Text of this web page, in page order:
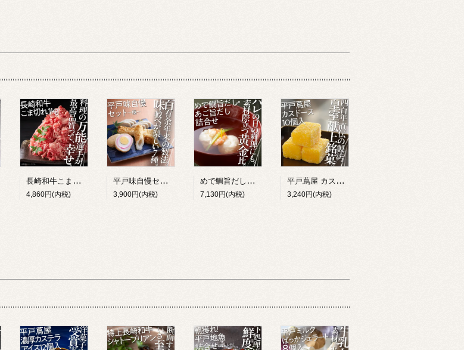
長崎和牛こま切れ 1kg
4,860円(内税)
平戸味自慢セット ー極ー
3,900円(内税)
めで鯛旨だし・あご旨だし詰合せ
7,130円(内税)
平戸蔦屋 カスドース 10個入
3,240円(内税)